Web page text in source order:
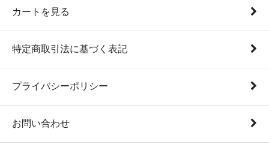
カートを見る
特定商取引法に基づく表記
プライバシーポリシー
お問い合わせ